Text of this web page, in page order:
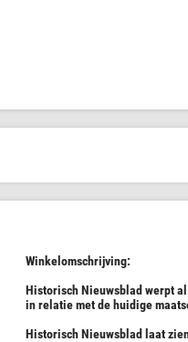
Winkelomschrijving:
Historisch Nieuwsblad werpt
in relatie met de huidige
Historisch Nieuwsblad laat